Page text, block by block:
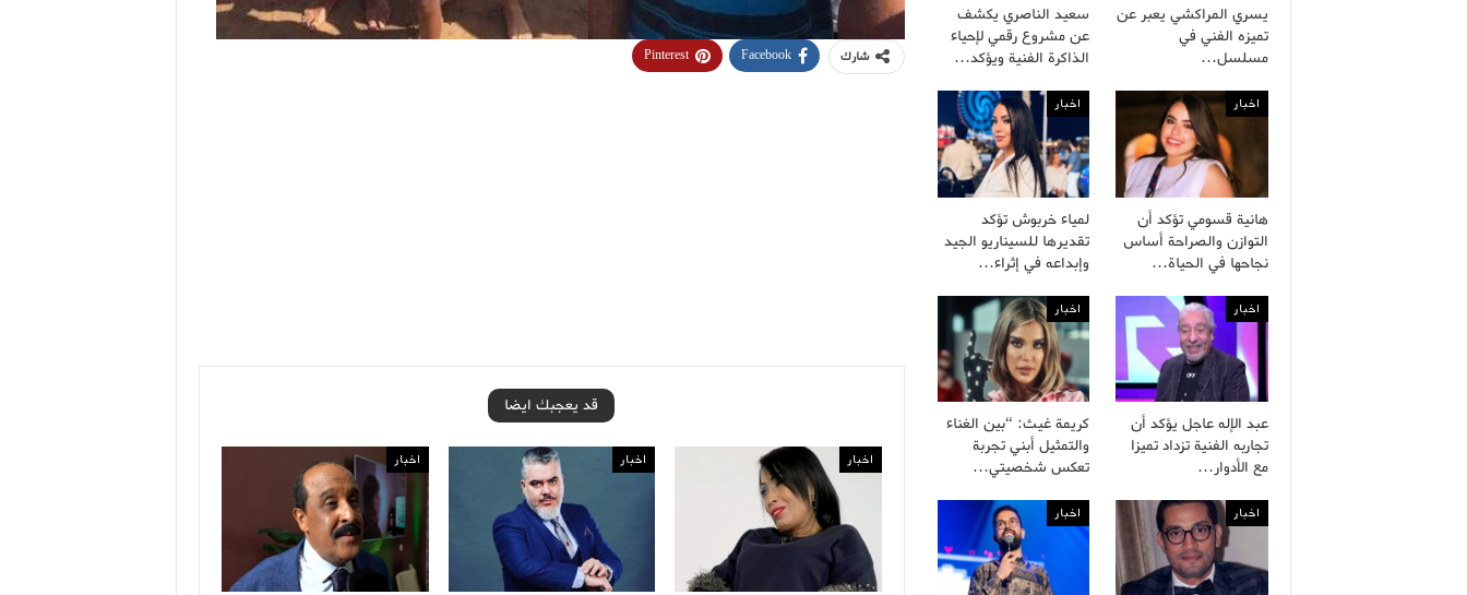
شارك Facebook
Pinterest
قد يعجبك ايضا
اخبار اخبار اخبار
يسري المراكشي يعبر عن
تميزه الفني في
مسلسل…
سعيد الناصري يكشف
عن مشروع رقمي لإحياء
الذاكرة الفنية ويؤكد…
اخبار
هانية قسومي تؤكد أن
التوازن والصراحة أساس
نجاحها في الحياة…
اخبار
لمياء خربوش تؤكد
تقديرها للسيناريو الجيد
وإبداعه في إثراء…
اخبار
عبد الإله عاجل يؤكد أن
تجاربه الفنية تزداد تميزا
مع الأدوار…
اخبار
كريمة غيث: “بين الغناء
والتمثيل أبني تجربة
تعكس شخصيتي…
اخبار اخبار